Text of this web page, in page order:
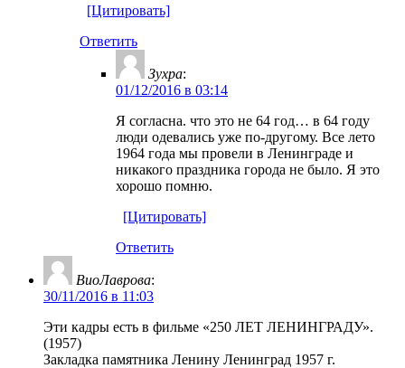
[Цитировать]
Ответить
Зухра:
01/12/2016 в 03:14
Я согласна. что это не 64 год… в 64 году
люди одевались уже по-другому. Все лето
1964 года мы провели в Ленинграде и
никакого праздника города не было. Я это
хорошо помню.
[Цитировать]
Ответить
ВиоЛаврова:
30/11/2016 в 11:03
Эти кадры есть в фильме «250 ЛЕТ ЛЕНИНГРАДУ».
(1957)
Закладка памятника Ленину Ленинград 1957 г.